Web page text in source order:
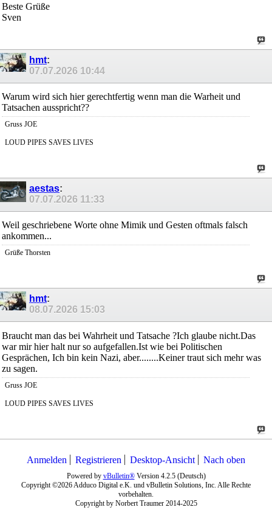
Beste Grüße
Sven
hmt:
07.07.2026 10:44
Warum wird sich hier gerechtfertig wenn man die Warheit und
Tatsachen ausspricht??
Gruss JOE
LOUD PIPES SAVES LIVES
aestas:
07.07.2026 11:33
Weil geschriebene Worte ohne Mimik und Gesten oftmals falsch
ankommen...
Grüße Thorsten
hmt:
08.07.2026 15:03
Braucht man das bei Wahrheit und Tatsache ?Ich glaube nicht.Das
war mir hier halt nur so aufgefallen.Ist wie bei Politischen
Gesprächen, Ich bin kein Nazi, aber........Keiner traut sich mehr was
zu sagen.
Gruss JOE
LOUD PIPES SAVES LIVES
Anmelden Registrieren Desktop-Ansicht Nach oben
Powered by vBulletin®Version 4.2.5 (Deutsch)
Copyright ©2026 Adduco Digital e.K. und vBulletin Solutions, Inc. Alle Rechte
vorbehalten.
Copyright by Norbert Traumer 2014-2025